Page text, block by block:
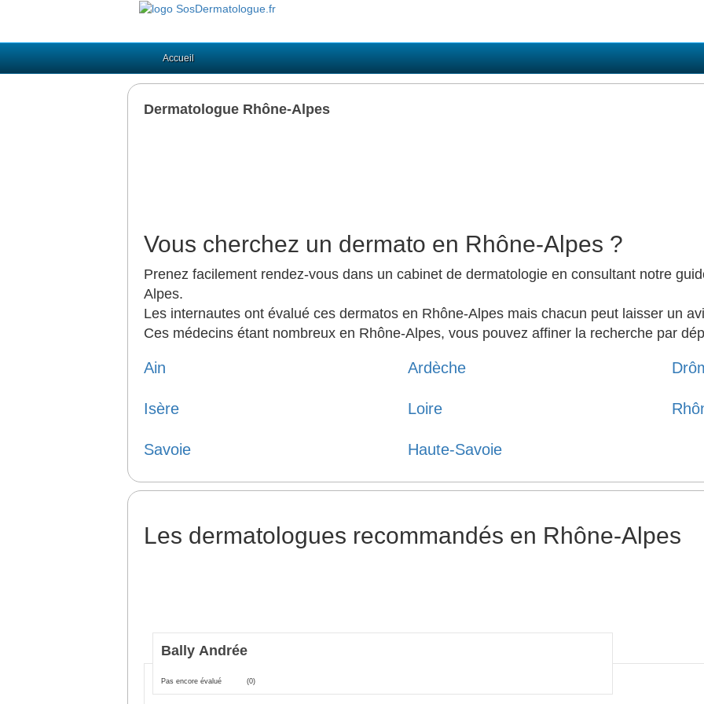
Accueil
Dermatologue Rhône-Alpes
Vous cherchez un dermato en Rhône-Alpes ?
Prenez facilement rendez-vous dans un cabinet de dermatologie en consultant notre
Alpes.
Les internautes ont évalué ces dermatos en Rhône-Alpes mais chacun peut laisser un
Ces médecins étant nombreux en Rhône-Alpes, vous pouvez affiner la recherche par
Ain Ardèche
Isère Loire
Savoie Haute-Savoie
Les dermatologues recommandés en Rhône-Alpes
Bally Andrée
Pas encore évalué (0)